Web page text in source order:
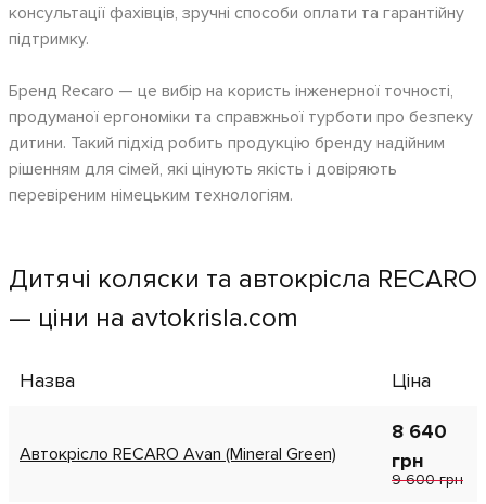
консультації фахівців, зручні способи оплати та гарантійну
підтримку.
Бренд Recaro — це вибір на користь інженерної точності,
продуманої ергономіки та справжньої турботи про безпеку
дитини. Такий підхід робить продукцію бренду надійним
рішенням для сімей, які цінують якість і довіряють
перевіреним німецьким технологіям.
Дитячі коляски та автокрісла RECARO
— ціни на avtokrisla.com
Назва Ціна
Автокрісло RECARO Avan (Mineral Green)
8 640
грн
9 600 грн